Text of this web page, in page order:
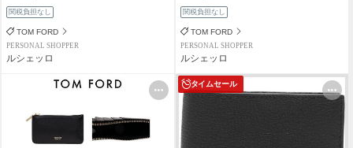
関税負担なし
TOM FORD
PERSONAL SHOPPER
ルシェッロ
関税負担なし
TOM FORD
PERSONAL SHOPPER
ルシェッロ
タイムセール